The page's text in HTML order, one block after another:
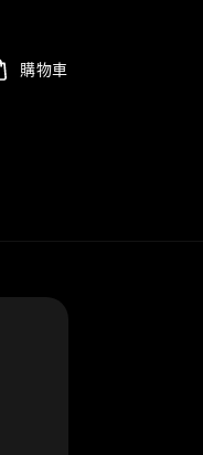
購物車